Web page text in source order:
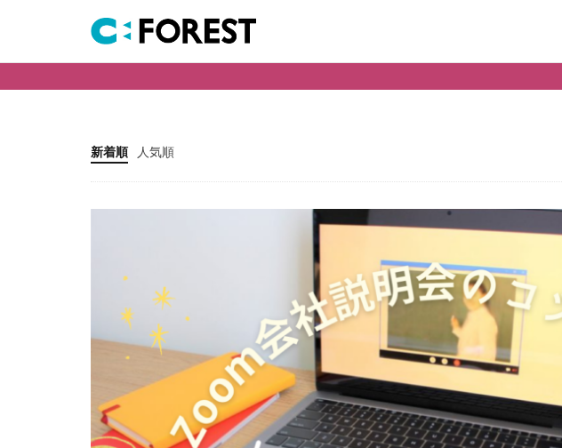
新着順 人気順
タグ
Zoom説明会 なぜ新卒採
エントリーマネジメント
デイケアで働く
デイサービス ナビ管理
リファラル採用
一人一社制 上半身だけ
些細なことでも大事なこと
介護の仕事
会社案内
保育園 保育士 保育士で
保育士の職場復帰
働き方改革 出逢って
地元志向
外遊び 多摩エリアお仕事紹介